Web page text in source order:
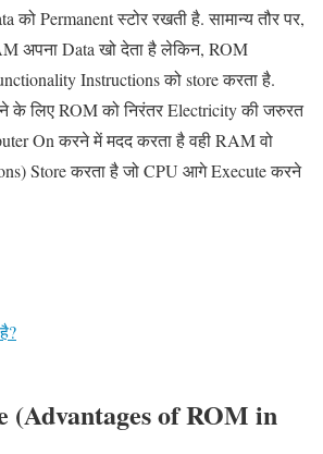
को Permanent स्टोर रखती है. सामान्य तौर पर,
अपना Data खो देता है लेकिन, ROM
Instructions को store करता है.
के लिए ROM को निरंतर Electricity की जरुरत
On करने में मदद करता है वही RAM वो
Store करता है जो CPU आगे Execute करने
(Advantages of ROM in